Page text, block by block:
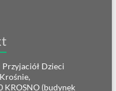
Dzieci
KROSNO (budynek